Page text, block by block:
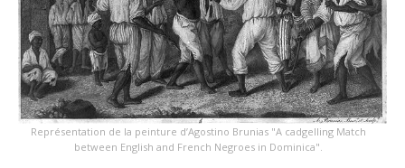
Représentation de la peinture d’Agostino Brunias "A cadgelling Match
between English and French Negroes in Dominica".